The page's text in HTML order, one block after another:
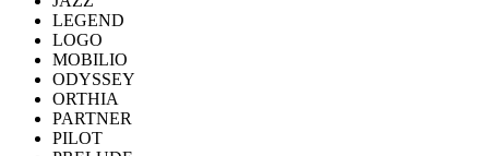
LEGEND
LOGO
MOBILIO
ODYSSEY
ORTHIA
PARTNER
PILOT